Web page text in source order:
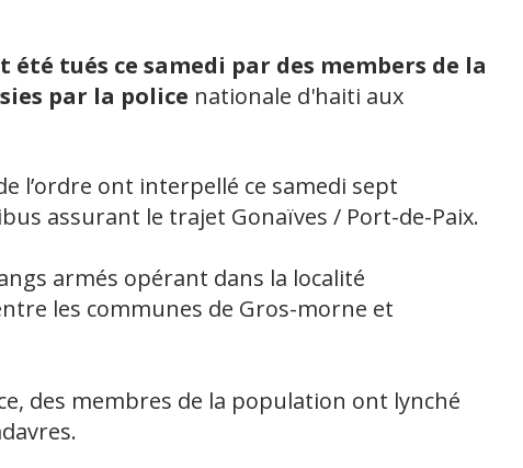
tués ce samedi par des members de la
par la police nationale d'haiti aux
l’ordre ont interpellé ce samedi sept
assurant le trajet Gonaïves / Port-de-Paix.
armés opérant dans la localité
les communes de Gros-morne et
des membres de la population ont lynché